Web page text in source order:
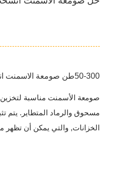
50-300طن صومعة الاسمنت انسحب
صومعة الأسمنت مناسبة لتخزين
مسحوق والرماد المتطاير. يتم
الخزانات, والتي يمكن أن تظهر